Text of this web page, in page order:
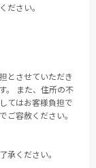
ださい。
とさせていただき
。 また、住所の不
てはお客様負担で
ご容赦ください。
承ください。